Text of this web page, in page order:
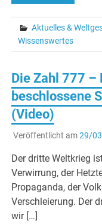
Aktuelles &
Wissenswertes
Die Zahl 777
beschlossene
(Video)
Veröffentlicht am29/
Der dritte Weltkrieg
Verwirrung, der
Propaganda, der
Verschleierung. Der
wir […]